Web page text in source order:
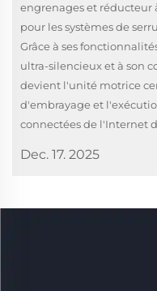
engrenages et réducteur
pour les systèmes de
Grâce à ses
ultra-silencieux et à son
devient l'unité motrice
d'embrayage et
connectées de l'Internet
Dec. 17. 2025